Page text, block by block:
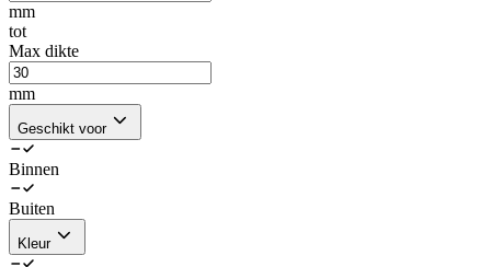
mm
tot
Max dikte
mm
Geschikt voor
Binnen
Buiten
Kleur